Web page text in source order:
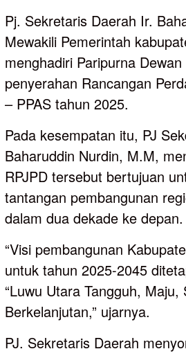
Pj. Sekretaris Daerah Ir.
Mewakili Pemerintah
menghadiri Paripurna
penyerahan Rancangan
– PPAS tahun 2025.
Pada kesempatan itu, PJ
Baharuddin Nurdin, M.M,
RPJPD tersebut bertujuan
tantangan pembangunan
dalam dua dekade ke depan.
“Visi pembangunan
untuk tahun 2025-2045
“Luwu Utara Tangguh, Maju,
Berkelanjutan,” ujarnya.
PJ. Sekretaris Daerah